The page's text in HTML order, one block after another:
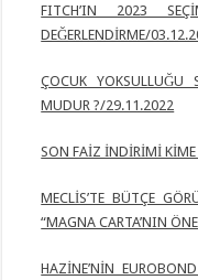
FITCH’IN 2023
DEĞERLENDİRME/
ÇOCUK YOKSULLUĞU
MUDUR ?/29.11.2022
SON FAİZ İNDİRİMİ KİME
MECLİS’TE BÜTÇE
“MAGNA CARTA’NIN
HAZİNE’NİN